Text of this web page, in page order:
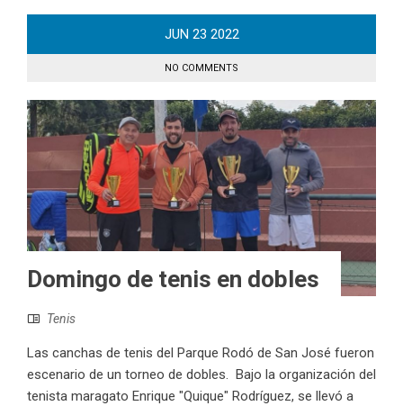
JUN 23 2022
NO COMMENTS
Domingo de tenis en dobles
Tenis
Las canchas de tenis del Parque Rodó de San José fueron
escenario de un torneo de dobles. Bajo la organización del
tenista maragato Enrique "Quique" Rodríguez, se llevó a